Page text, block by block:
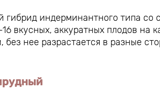
индерминантного типа со
вкусных, аккуратных плодов на
нее разрастается в разные